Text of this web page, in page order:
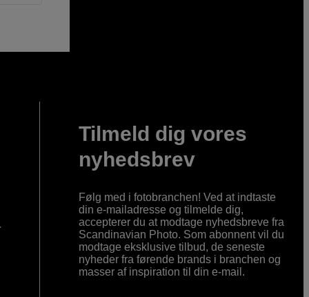
Tilmeld dig vores
nyhedsbrev
Følg med i fotobranchen! Ved at indtaste
din e-mailadresse og tilmelde dig,
accepterer du at modtage nyhedsbreve fra
Scandinavian Photo. Som abonnent vil du
modtage eksklusive tilbud, de seneste
nyheder fra førende brands i branchen og
masser af inspiration til din e-mail.